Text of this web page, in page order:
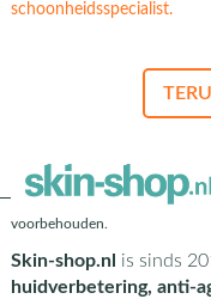
schoonheidsspecialist.
voorbehouden.
Skin-shop.nl is sinds
huidverbetering, anti-